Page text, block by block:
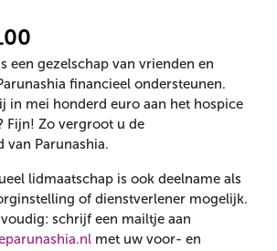
een gezelschap van vrienden en
financieel ondersteunen.
in mei honderd euro aan het hospice
Fijn! Zo vergroot u de
van Parunashia.
lidmaatschap is ook deelname als
of dienstverlener mogelijk.
schrijf een mailtje aan
met uw voor- en